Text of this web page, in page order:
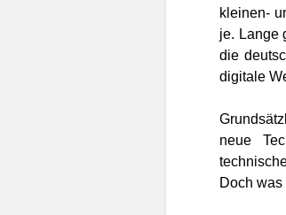
kleinen-
je. Lange
die
digitale
neue
Doch